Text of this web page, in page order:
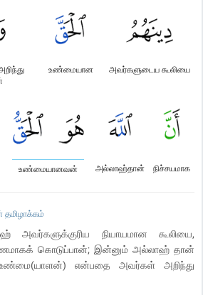
அவர்களுடைய கூலியை
உண்மையான
நிச்சயமாக
அல்லாஹ்தான்
உண்மையானவன்
தமிழாக்கம்
அவர்களுக்குரிய நியாயமான கூலியை,
கொடுப்பான்; இன்னும் அல்லாஹ் தான்
உண்மை(யாளன்) என்பதை அவர்கள் அறிந்து